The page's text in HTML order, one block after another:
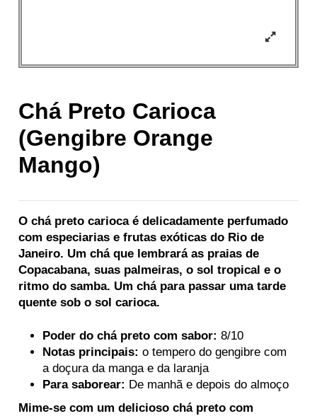
Chá Preto Carioca
(Gengibre Orange
Mango)
O chá preto carioca é delicadamente perfumado
com especiarias e frutas exóticas do Rio de
Janeiro. Um chá que lembrará as praias de
Copacabana, suas palmeiras, o sol tropical e o
ritmo do samba. Um chá para passar uma tarde
quente sob o sol carioca.
Poder do chá preto com sabor: 8/10
Notas principais: o tempero do gengibre com
a doçura da manga e da laranja
Para saborear: De manhã e depois do almoço
Mime-se com um delicioso chá preto com